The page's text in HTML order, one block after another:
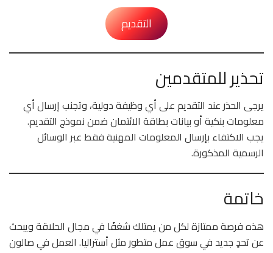
التقديم
تحذير للمتقدمين
يرجى الحذر عند التقديم على أي وظيفة دولية، وتجنب إرسال أي
معلومات بنكية أو بيانات بطاقة الائتمان ضمن نموذج التقديم.
يجب الاكتفاء بإرسال المعلومات المهنية فقط عبر الوسائل
الرسمية المذكورة.
خاتمة
هذه فرصة ممتازة لكل من يمتلك شغفًا في مجال الحلاقة ويبحث
عن تحدٍ جديد في سوق عمل متطور مثل أستراليا. العمل في صالون